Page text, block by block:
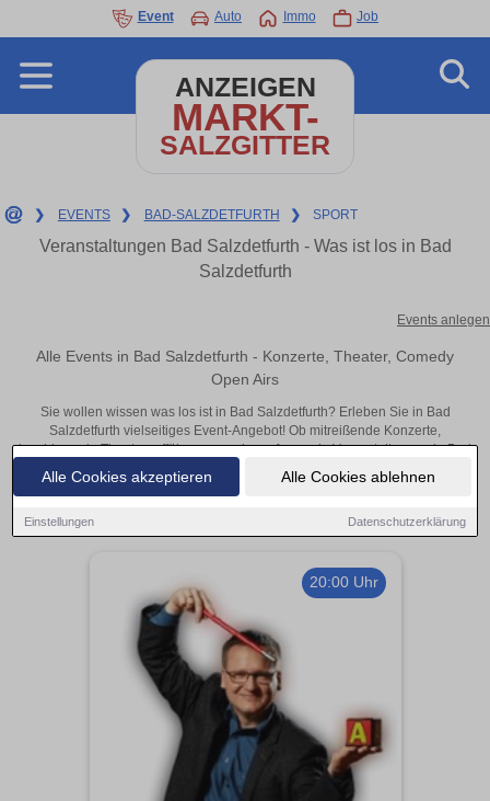
Alle Cookies akzeptieren Alle Cookies ablehnen
Einstellungen Datenschutzerklärung
Event Auto Immo Job
ANZEIGEN
MARKT-
SALZGITTER
❯ EVENTS ❯ BAD-SALZDETFURTH ❯ SPORT
Veranstaltungen Bad Salzdetfurth - Was ist los in Bad
Salzdetfurth
Events anlegen
Alle Events in Bad Salzdetfurth - Konzerte, Theater, Comedy
Open Airs
Sie wollen wissen was los ist in Bad Salzdetfurth? Erleben Sie in Bad
Salzdetfurth vielseitiges Event-Angebot! Ob mitreißende Konzerte,
inspirierende Theateraufführungen oder aufregende Veranstaltungen in Bad
Salzdetfurth – hier finden alles im Überblick und Tickets.
20:00 Uhr